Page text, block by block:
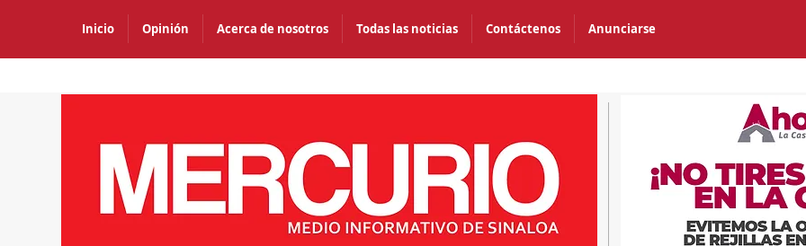
Inicio Opinión Acerca de nosotros Todas las noticias Contáctenos Anunciarse